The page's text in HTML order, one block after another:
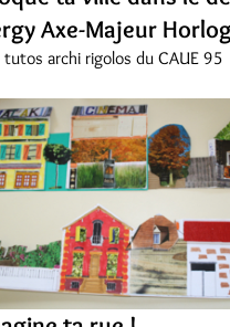
Axe-Majeur
tutos archi rigolos du CAUE 95